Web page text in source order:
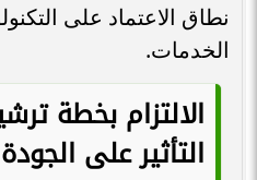
نطاق الاعتماد على
الخدمات.
الالتزام بخطة
التأثير على الجودة